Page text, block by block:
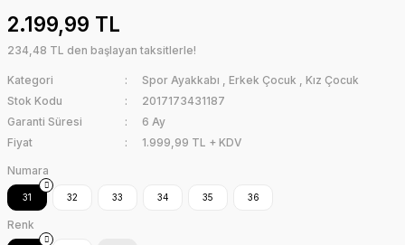
2.199,99 TL
234,48 TL den başlayan taksitlerle!
Kategori Spor Ayakkabı , Erkek Çocuk , Kız Çocuk
Stok Kodu
2017173431187
Garanti Süresi
6 Ay
Fiyat
1.999,99 TL + KDV
Numara
31 32 33 34 35 36
Renk